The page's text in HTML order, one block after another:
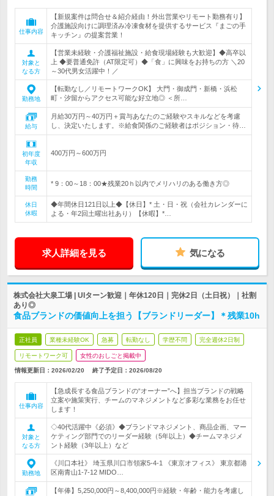
仕事内容
【新規案件は問合せ＆紹介経由！外出営業やリモート勤務有り】
介護施設向けに調理済み冷凍食材を提供するサービス『まごの手
キッチン』の提案営業！
対象と
なる方
【営業未経験・介護福祉施設・給食現場経験も大歓迎】◆高卒以
上 ◆要普通免許（AT限定可）◆「食」に興味をお持ちの方 ＼20
～30代男女活躍中！／
勤務地
【転勤なし／リモートワークOK】 大門・御成門・新橋・浜松
町・汐留からアクセス可能な好立地◎ ＜所…
給与
月給30万円～40万円＋賞与あなたのご経験やスキルなどを考慮
し、決定いたします。※給食関係のご経験者はポジション・待…
初年度
年収
400万円～600万円
勤務
時間
* 9：00～18：00★残業20ｈ以内でメリハリのある働き方◎
休日
休暇
◆年間休日121日以上◆【休日】* 土・日・祝（会社カレンダーに
よる・年2回土曜出社あり）【休暇】*…
求人詳細を見る 気になる
株式会社大泉工場 | UIターン歓迎｜年休120日｜完休2日（土日祝）｜社割
あり◎
食品ブランドの価値向上を担う【ブランドリーダー】＊残業10h
正社員 業種未経験OK 急募 転勤なし 学歴不問 完全週休2日制
リモートワーク可 女性のおしごと掲載中
情報更新日：2026/02/20 終了予定日： 2026/08/20
仕事内容
【急成長する食品ブランドの“オーナー”へ】担当ブランドの戦略
立案や施策実行、チームのマネジメントなど多彩な業務をお任せ
します！
対象と
なる方
◇40代活躍中《必須》◆ブランドマネジメント、商品企画、マー
ケティング部門でのリーダー経験（5年以上）◆チームマネジメ
ント経験（3年以上）など
勤務地
《川口本社》 埼玉県川口市領家5-4-1 《東京オフィス》 東京都港
区南青山1-7-12 MIDO…
【年俸】5,250,000円～8,400,000円※経験・年齢・能力を考慮し